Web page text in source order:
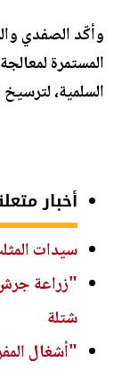
‏وأكّد الصفدي
المستمرة
السلمية، لترسيخ
أخبار
سيدات
شتلة